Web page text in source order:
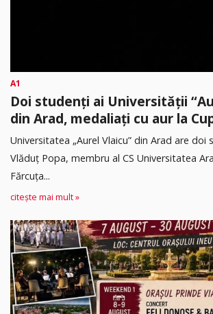
A1
Doi studenți ai Universității
din Arad, medaliați cu aur la
Universitatea „Aurel Vlaicu” din Arad are doi
Vlăduț Popa, membru al CS Universitatea
Fărcuța...
citește mai mult »